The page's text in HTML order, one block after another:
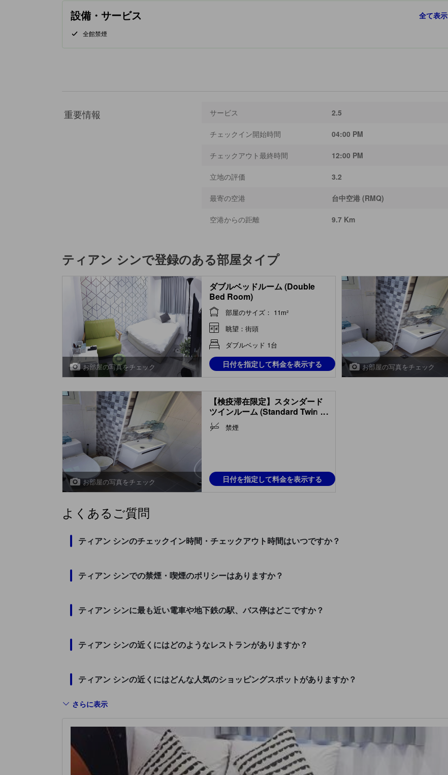
設備・サービス 全て表示
全館禁煙
重要情報 サービス 2.5
チェックイン開始時間 04:00 PM
チェックアウト最終時間 12:00 PM
立地の評価 3.2
最寄の空港 台中空港 (RMQ)
空港からの距離 9.7 Km
ティアン シンで登録のある部屋タイプ
お部屋の写真をチェック
ダブルベッドルーム (Double
Bed Room)
部屋のサイズ： 11m²
眺望：街頭
ダブルベッド 1台
日付を指定して料金を表示する お部屋の写真をチェック
お部屋の写真をチェック
【検疫滞在限定】スタンダード
ツインルーム (Standard Twin
Room - Quarantine Only)
...
禁煙
日付を指定して料金を表示する
よくあるご質問
ティアン シンのチェックイン時間・チェックアウト時間はいつですか？
ティアン シンでの禁煙・喫煙のポリシーはありますか？
ティアン シンに最も近い電車や地下鉄の駅、バス停はどこですか？
ティアン シンの近くにはどのようなレストランがありますか？
ティアン シンの近くにはどんな人気のショッピングスポットがありますか？
さらに表示